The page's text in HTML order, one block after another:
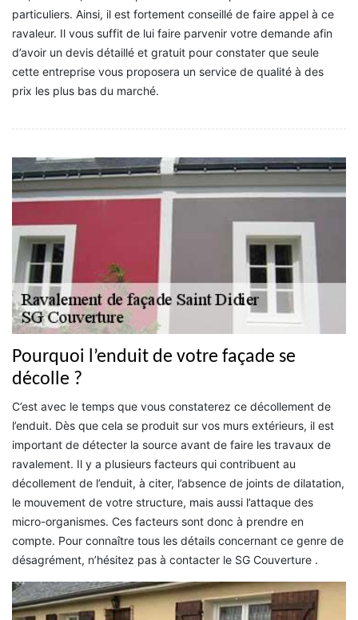
particuliers. Ainsi, il est fortement conseillé de faire appel à ce
ravaleur. Il vous suffit de lui faire parvenir votre demande afin
d’avoir un devis détaillé et gratuit pour constater que seule
cette entreprise vous proposera un service de qualité à des
prix les plus bas du marché.
Pourquoi l’enduit de votre façade se
décolle ?
C’est avec le temps que vous constaterez ce décollement de
l’enduit. Dès que cela se produit sur vos murs extérieurs, il est
important de détecter la source avant de faire les travaux de
ravalement. Il y a plusieurs facteurs qui contribuent au
décollement de l’enduit, à citer, l’absence de joints de dilatation,
le mouvement de votre structure, mais aussi l’attaque des
micro-organismes. Ces facteurs sont donc à prendre en
compte. Pour connaître tous les détails concernant ce genre de
désagrément, n’hésitez pas à contacter le SG Couverture .